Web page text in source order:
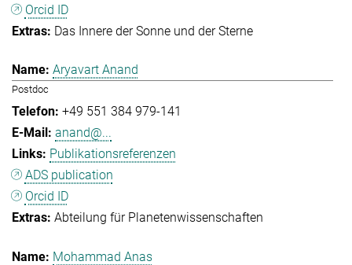
Orcid ID
Das Innere der Sonne und der Sterne
Aryavart Anand
Postdoc
+49 551 384 979-141
anand@...
Publikationsreferenzen
ADS publication
Orcid ID
Abteilung für Planetenwissenschaften
Mohammad Anas